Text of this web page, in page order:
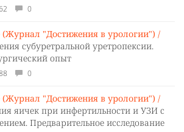
0
(Журнал "Достижения в урологии") /
субуретральной уретропексии.
опыт
0
(Журнал "Достижения в урологии") /
яичек при инфертильности и УЗИ с
Предварительное исследование